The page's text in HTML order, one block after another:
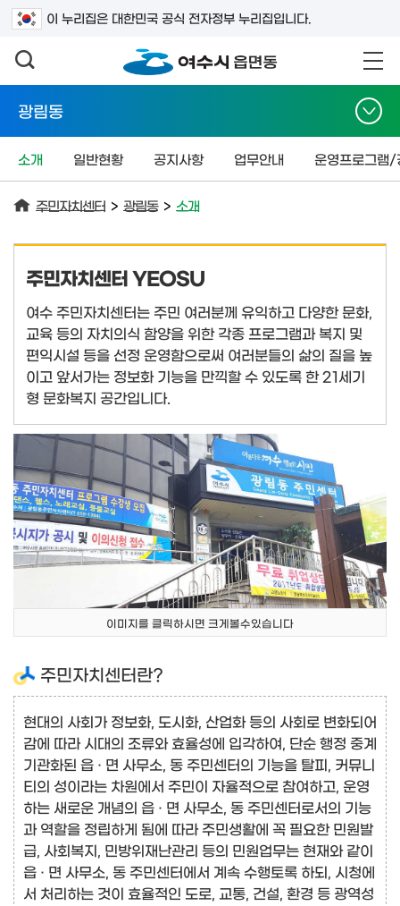
이 누리집은 대한민국 공식 전자정부 누리집입니다.
검색어를 입력하세요
광림동
소개 일반현황 공지사항 업무안내 운영프로그램/
주민자치센터 > 광림동 > 소개
주민자치센터 YEOSU
여수 주민자치센터는 주민 여러분께 유익하고 다양한 문화,
교육 등의 자치의식 함양을 위한 각종 프로그램과 복지 및
편익시설 등을 선정 운영함으로써 여러분들의 삶의 질을 높
이고 앞서가는 정보화 기능을 만끽할 수 있도록 한 21세기
형 문화복지 공간입니다.
이미지를 클릭하시면 크게볼수있습니다
주민자치센터란?
현대의 사회가 정보화, 도시화, 산업화 등의 사회로 변화되어
감에 따라 시대의 조류와 효율성에 입각하여, 단순 행정 중계
기관화된 읍 · 면 사무소, 동 주민센터의 기능을 탈피, 커뮤니
티의 성이라는 차원에서 주민이 자율적으로 참여하고, 운영
하는 새로운 개념의 읍 · 면 사무소, 동 주민센터로서의 기능
과 역할을 정립하게 됨에 따라 주민생활에 꼭 필요한 민원발
급, 사회복지, 민방위재난관리 등의 민원업무는 현재와 같이
읍 · 면 사무소, 동 주민센터에서 계속 수행토록 하되, 시청에
서 처리하는 것이 효율적인 도로, 교통, 건설, 환경 등 광역성